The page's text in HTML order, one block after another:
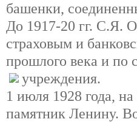
башенки,
До 1917-20 гг. С.Я.
страховым и
прошлого века и по
учреждения.
1 июля 1928 года,
памятник Ленину.